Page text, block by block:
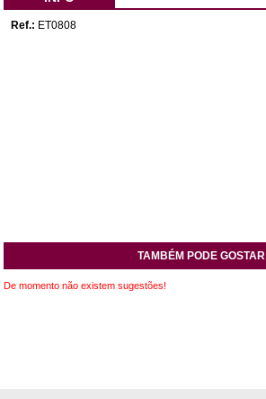
Ref.: ET0808
TAMBÉM PODE GOSTAR
De momento não existem sugestões!